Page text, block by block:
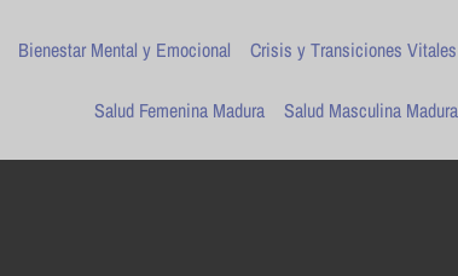
Bienestar Mental y Emocional Crisis y Transiciones Vitales
Salud Femenina Madura Salud Masculina Madura